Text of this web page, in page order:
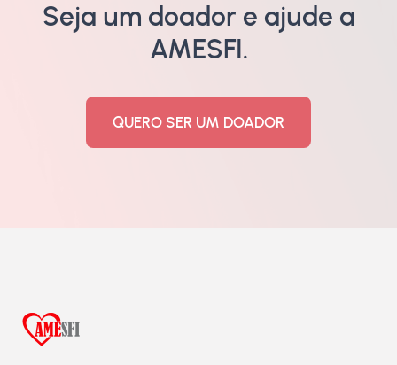
Seja um doador e ajude a
AMESFI.
QUERO SER UM DOADOR